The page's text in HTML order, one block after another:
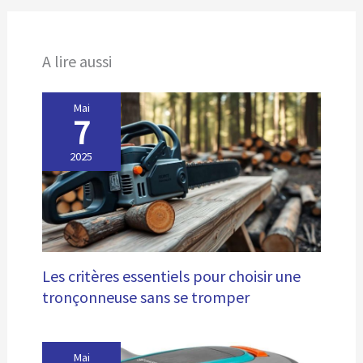
A lire aussi
Mai
7
2025
Les critères essentiels pour choisir une
tronçonneuse sans se tromper
Mai